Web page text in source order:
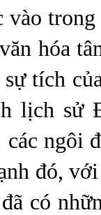
vào
hóa
tích
lịch sử
ngôi
đó,
có